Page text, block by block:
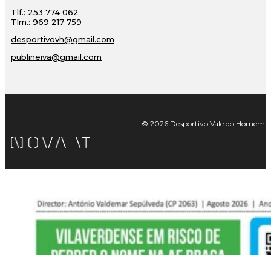
Tlf.: 253 774 062
Tlm.: 969 217 759
desportivovh@gmail.com
publineiva@gmail.com
© 2026 Desportivo Vale do Homem.